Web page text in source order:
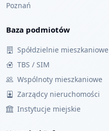
Poznań
Baza podmiotów
Spółdzielnie mieszkaniowe
TBS / SIM
Wspólnoty mieszkaniowe
Zarządcy nieruchomości
Instytucje miejskie